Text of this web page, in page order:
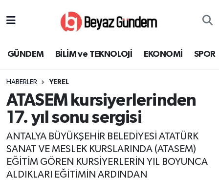
GÜNDEM BİLİM ve TEKNOLOJİ EKONOMİ SPOR
HABERLER YEREL
ATASEM kursiyerlerinden
17. yıl sonu sergisi
ANTALYA BÜYÜKŞEHİR BELEDİYESİ ATATÜRK
SANAT VE MESLEK KURSLARINDA (ATASEM)
EĞİTİM GÖREN KURSİYERLERİN YIL BOYUNCA
ALDIKLARI EĞİTİMİN ARDINDAN
EKONOMİ
SPOR
SAĞLIK
EĞİTİM
Süper Lig Puan Durumu ve Fikstür
Tüm Manşetler
Son Dakika Haberleri
Haber Arşivi